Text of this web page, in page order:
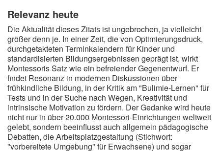
Relevanz heute
Die Aktualität dieses Zitats ist ungebrochen, ja vielleicht
größer denn je. In einer Zeit, die von Optimierungsdruck,
durchgetakteten Terminkalendern für Kinder und
standardisierten Bildungsergebnissen geprägt ist, wirkt
Montessoris Satz wie ein befreiender Gegenentwurf. Er
findet Resonanz in modernen Diskussionen über
frühkindliche Bildung, in der Kritik am "Bulimie-Lernen" für
Tests und in der Suche nach Wegen, Kreativität und
intrinsische Motivation zu fördern. Der Gedanke wird heute
nicht nur in über 20.000 Montessori-Einrichtungen weltweit
gelebt, sondern beeinflusst auch allgemein pädagogische
Debatten, die Arbeitsplatzgestaltung (Stichwort:
"vorbereitete Umgebung" für Erwachsene) und sogar